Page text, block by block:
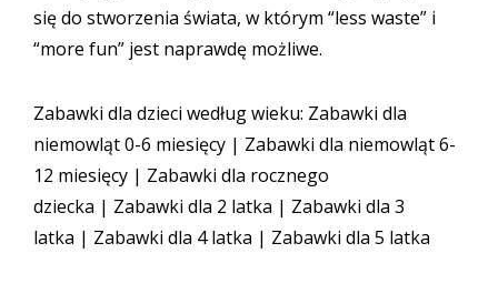
się do stworzenia świata, w którym “less waste” i
“more fun” jest naprawdę możliwe.
Zabawki dla dzieci według wieku: Zabawki dla
niemowląt 0-6 miesięcy | Zabawki dla niemowląt 6-
12 miesięcy | Zabawki dla rocznego
dziecka | Zabawki dla 2 latka | Zabawki dla 3
latka | Zabawki dla 4 latka | Zabawki dla 5 latka